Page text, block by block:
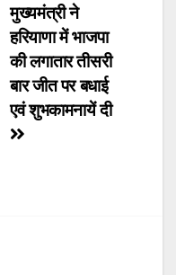
मुख्यमंत्री ने
हरियाणा में भाजपा
की लगातार तीसरी
बार जीत पर बधाई
एवं शुभकामनायें दी